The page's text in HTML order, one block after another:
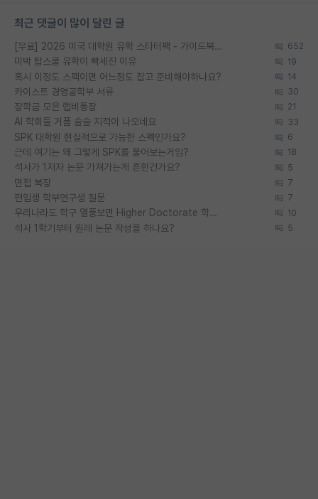
최근 댓글이 많이 달린 글
[무료] 2026 미국 대학원 유학 스타터팩 - 가이드북 & 합격자 컨택메일 템플릿 652
미박 탑스쿨 유학이 빡세진 이유 19
혹시 이정도 스펙이면 어느정도 잡고 준비해야하나요? 14
카이스트 경영공학부 서류 30
장학금 모은 랩비통장 21
AI 학회들 거품 슬슬 지적이 나오네요 33
SPK 대학원 현실적으로 가능한 스펙인가요? 6
근데 여기는 왜 그렇게 SPK를 물어보는거임? 18
석사가 1저자 논문 가져가는게 흔한건가요? 5
면접 복장 7
편입생 학부연구생 질문 7
우리나라도 학구 열풍보면 Higher Doctorate 학위가 필요하다고 봅니다. 10
석사 1학기부터 원래 논문 작성을 하나요? 5